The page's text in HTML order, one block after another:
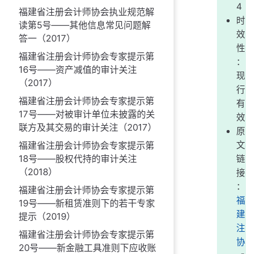
福建省注册会计师协会执业规范解
读第5号——其他信息常见问题解
答一（2017）
福建省注册会计师协会专家提示第
16号——资产减值的审计关注
（2017）
福建省注册会计师协会专家提示第
17号——对被审计单位未披露的关
联方及其交易的审计关注（2017）
福建省注册会计师协会专家提示第
18号——股权代持的审计关注
（2018）
福建省注册会计师协会专家提示第
19号——新租赁准则下的若干专家
提示（2019）
福建省注册会计师协会专家提示第
20号——新金融工具准则下应收账
4
时
效
性
：
现
行
有
效
原
文
链
接
：
福
建
注
协